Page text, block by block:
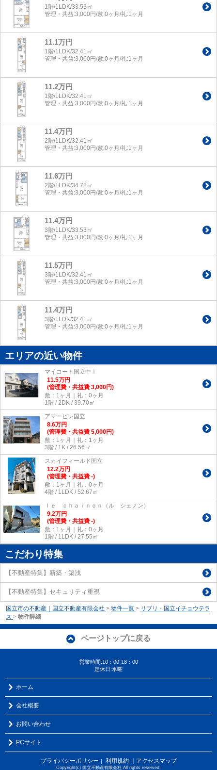
1階/1LDK/33.53㎡
管理・共益:3,000円/敷:0ヶ月/礼:1ヶ月
11.1万円
1階/1LDK/32.41㎡
管理・共益:3,000円/敷:0ヶ月/礼:1ヶ月
11.2万円
1階/1LDK/32.41㎡
管理・共益:3,000円/敷:0ヶ月/礼:1ヶ月
11.4万円
2階/1LDK/32.41㎡
管理・共益:3,000円/敷:0ヶ月/礼:1ヶ月
11.6万円
2階/1LDK/34.78㎡
管理・共益:3,000円/敷:0ヶ月/礼:1ヶ月
11.4万円
3階/1LDK/33.53㎡
管理・共益:3,000円/敷:0ヶ月/礼:1ヶ月
11.5万円
3階/1LDK/32.41㎡
管理・共益:3,000円/敷:0ヶ月/礼:1ヶ月
11.4万円
3階/1LDK/32.41㎡
管理・共益:3,000円/敷:0ヶ月/礼:1ヶ月
エリアの近い物件
マイコート国立中Ⅰ
11.5万円
(管理費・共益費 3,000円)
敷：1ヶ月｜礼：0ヶ月
1階 / 2DK / 39.70㎡
アマービレ国立
8.6万円
(管理費・共益費 5,000円)
敷：1ヶ月｜礼：1ヶ月
3階 / 1K / 26.56㎡
スカイフィールド国立
12.2万円
(管理費・共益費 -)
敷：1ヶ月｜礼：0ヶ月
4階 / 1LDK / 52.67㎡
ｌｅ ｃｈａｉｎｏｎ（ル シェノン）
9.2万円
(管理費・共益費 -)
敷：1ヶ月｜礼：0ヶ月
1階 / 1LDK / 27.55㎡
こだわり特集
【不動産特集】新築・築浅
【不動産特集】セキュリティ重視
国立市の不動産｜国立不動産有限会社 > 物件一覧 > リブリ・国立イチョウテラ
ス > 物件詳細
ページトップに戻る
営業時間:10：00-18：00
定休日:水曜
ホーム
会社概要
お問い合わせ
PCサイト
プライバシーポリシー ｜ 利用規約 ｜アクセスマップ
Copyright(c) 国立不動産有限会社 All rights reserved.